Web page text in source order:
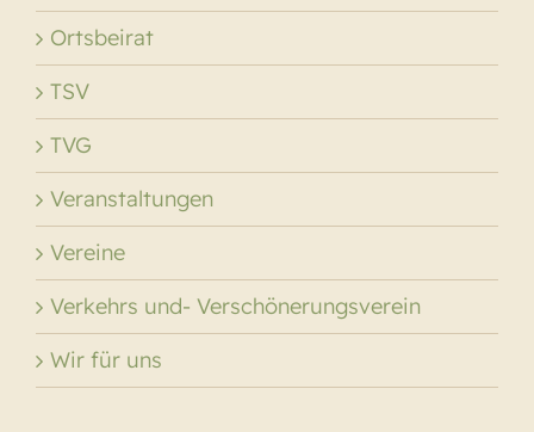
Ortsbeirat
TSV
TVG
Veranstaltungen
Vereine
Verkehrs und- Verschönerungsverein
Wir für uns